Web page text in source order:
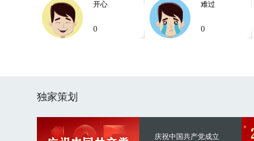
开心
0
难过
0
独家策划
庆祝中国共产党成立